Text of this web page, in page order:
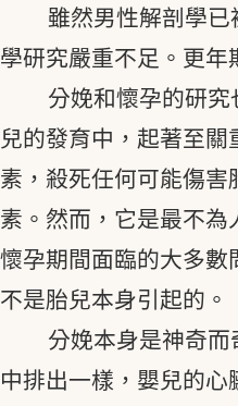
雖然男性解剖學已
學研究嚴重不足。更年
分娩和懷孕的研
兒的發育中，起著至
素，殺死任何可能傷害
素。然而，它是最不為
懷孕期間面臨的大多數
不是胎兒本身引起的。
分娩本身是神奇
中排出一樣，嬰兒的